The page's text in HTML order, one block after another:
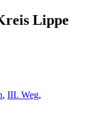
Lippe
, III. Weg,